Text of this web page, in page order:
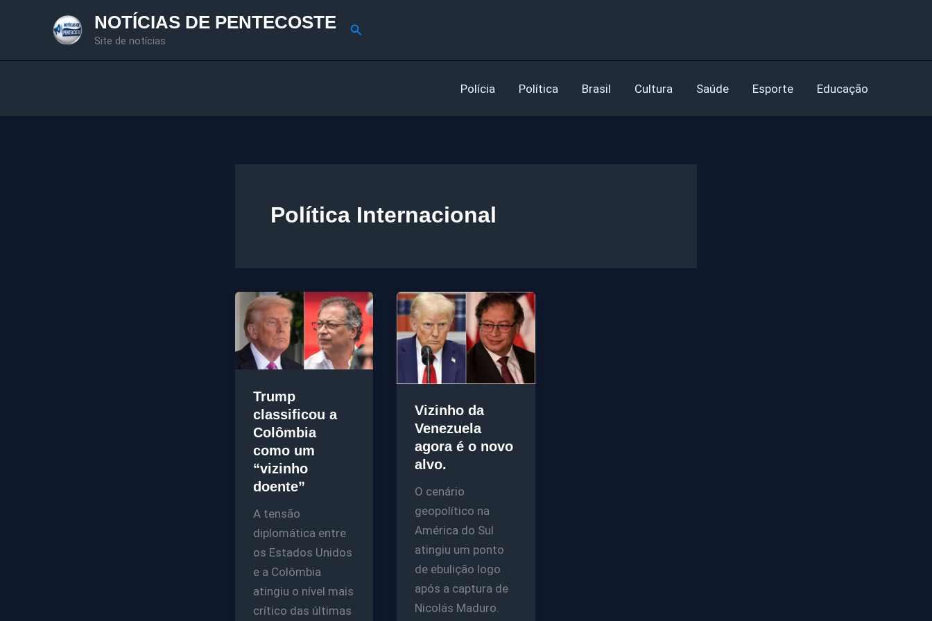
NOTÍCIAS DE PENTECOSTE
Site de notícias
Pesquisar
Polícia Política Brasil Cultura Saúde Esporte Educação
Política Internacional
Trump
classificou a
Colômbia
como um
“vizinho
doente”
A tensão
diplomática entre
os Estados Unidos
e a Colômbia
atingiu o nível mais
crítico das últimas
Vizinho da
Venezuela
agora é o novo
alvo.
O cenário
geopolítico na
América do Sul
atingiu um ponto
de ebulição logo
após a captura de
Nicolás Maduro.